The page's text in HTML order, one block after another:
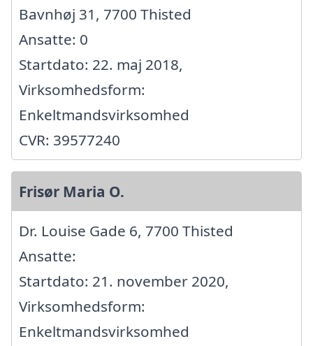
Bavnhøj 31, 7700 Thisted
Ansatte: 0
Startdato: 22. maj 2018,
Virksomhedsform:
Enkeltmandsvirksomhed
CVR: 39577240
Frisør Maria O.
Dr. Louise Gade 6, 7700 Thisted
Ansatte:
Startdato: 21. november 2020,
Virksomhedsform:
Enkeltmandsvirksomhed